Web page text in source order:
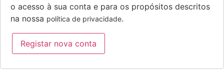
o acesso à sua conta e para os propósitos descritos
na nossa política de privacidade.
Registar nova conta